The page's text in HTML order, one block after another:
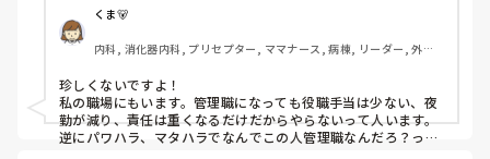
くま🐻
内科, 消化器内科, プリセプター, ママナース, 病棟, リーダー, 外来,
珍しくないですよ！
私の職場にもいます。管理職になっても役職手当は少ない、夜
勤が減り、責任は重くなるだけだからやらないって人います。
逆にパワハラ、マタハラでなんでこの人管理職なんだろ？って